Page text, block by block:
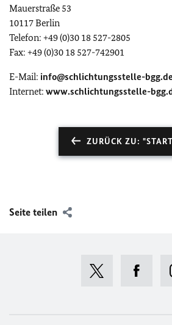
Mauerstraße 53
10117 Berlin
Telefon: +49 (0)30 18 527-2805
Fax: +49 (0)30 18 527-742901
E-Mail: info@schlichtungsstelle-bgg.de
Internet: www.schlichtungsstelle-
ZURÜCK ZU:
Seite teilen